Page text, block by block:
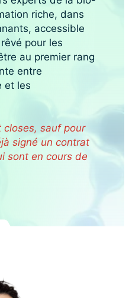
riche, dans
accessible
pour les
au premier rang
entre
et les
sauf pour
signé un contrat
sont en cours de